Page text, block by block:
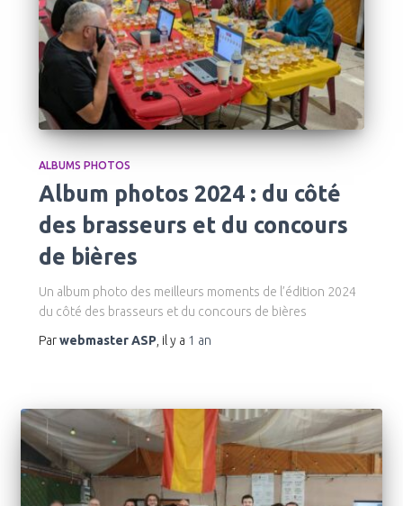
ALBUMS PHOTOS
Album photos 2024 : du côté
des brasseurs et du concours
de bières
Un album photo des meilleurs moments de l’édition 2024
du côté des brasseurs et du concours de bières
Parwebmaster ASP, il y a 1 an